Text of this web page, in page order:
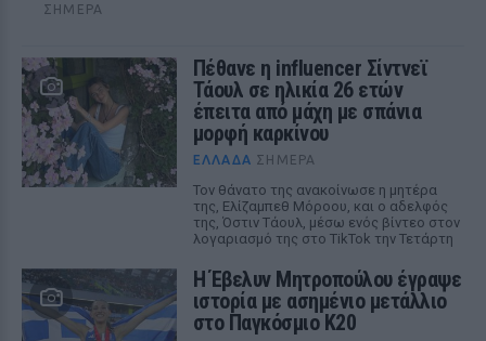
ΣΉΜΕΡΑ
Πέθανε η influencer Σίντνεϊ
Τάουλ σε ηλικία 26 ετών
έπειτα από μάχη με σπάνια
μορφή καρκίνου
ΕΛΛΆΔΑ ΣΉΜΕΡΑ
Τον θάνατο της ανακοίνωσε η μητέρα
της, Ελίζαμπεθ Μόροου, και ο αδελφός
της, Όστιν Τάουλ, μέσω ενός βίντεο στον
λογαριασμό της στο TikTok την Τετάρτη
Η Έβελυν Μητροπούλου έγραψε
ιστορία με ασημένιο μετάλλιο
στο Παγκόσμιο Κ20